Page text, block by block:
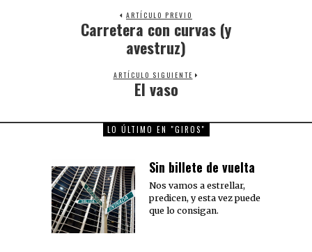
ARTÍCULO PREVIO
Previous
post:
Carretera con curvas (y
avestruz)
ARTÍCULO SIGUIENTE
Next
El vaso
LO ÚLTIMO EN "GIROS"
Sin billete de vuelta
Nos vamos a estrellar,
predicen, y esta vez puede
que lo consigan.